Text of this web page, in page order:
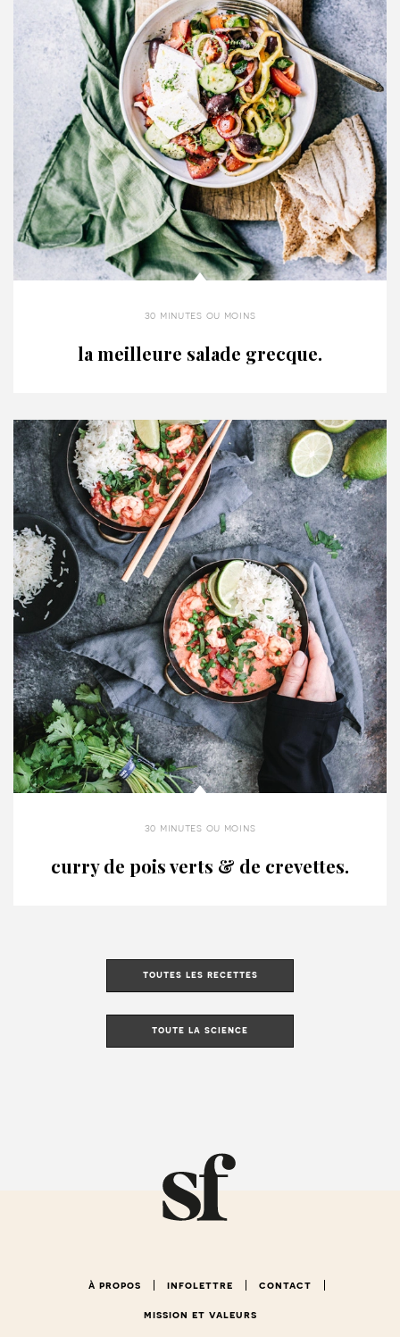
30 minutes ou moins
la meilleure salade grecque.
30 minutes ou moins
curry de pois verts & de crevettes.
toutes les recettes
toute la science
à propos infolettre contact
mission et valeurs